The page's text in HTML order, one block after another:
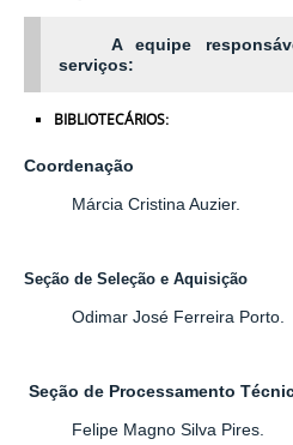
A equipe
serviços:
BIBLIOTECÁRIOS:
Coordenação
Márcia Cristina Auzier.
Seção de Seleção e Aquisição
Odimar José Ferreira Porto.
Seção de Processamento
Felipe Magno Silva Pires.